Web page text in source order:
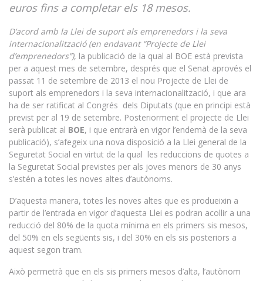
euros fins a completar els 18 mesos.
D’acord amb la Llei de suport als emprenedors i la seva
internacionalització (en endavant “Projecte de Llei
d’emprenedors”), la publicació de la qual al BOE està prevista
per a aquest mes de setembre, després que el Senat aprovés el
passat 11 de setembre de 2013 el nou Projecte de Llei de
suport als emprenedors i la seva internacionalització, i que ara
ha de ser ratificat al Congrés dels Diputats (que en principi està
previst per al 19 de setembre. Posteriorment el projecte de Llei
serà publicat al BOE, i que entrarà en vigor l’endemà de la seva
publicació), s’afegeix una nova disposició a la Llei general de la
Seguretat Social en virtut de la qual les reduccions de quotes a
la Seguretat Social previstes per als joves menors de 30 anys
s’estén a totes les noves altes d’autònoms.
D’aquesta manera, totes les noves altes que es produeixin a
partir de l’entrada en vigor d’aquesta Llei es podran acollir a una
reducció del 80% de la quota mínima en els primers sis mesos,
del 50% en els següents sis, i del 30% en els sis posteriors a
aquest segon tram.
Això permetrà que en els sis primers mesos d’alta, l’autònom